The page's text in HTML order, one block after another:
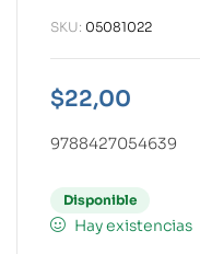
SKU: 05081022
$22,00
9788427054639
Disponible
Hay existencias